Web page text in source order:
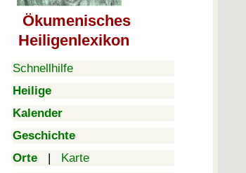
Ökumenisches
Heiligenlexikon
Schnellhilfe
Heilige
Kalender
Geschichte
Orte | Karte